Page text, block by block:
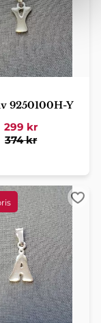
9250100H-Y
299 kr
374kr